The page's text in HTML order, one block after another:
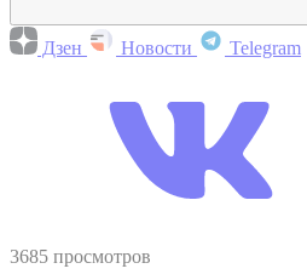
Дзен Новости Telegram
3685 просмотров